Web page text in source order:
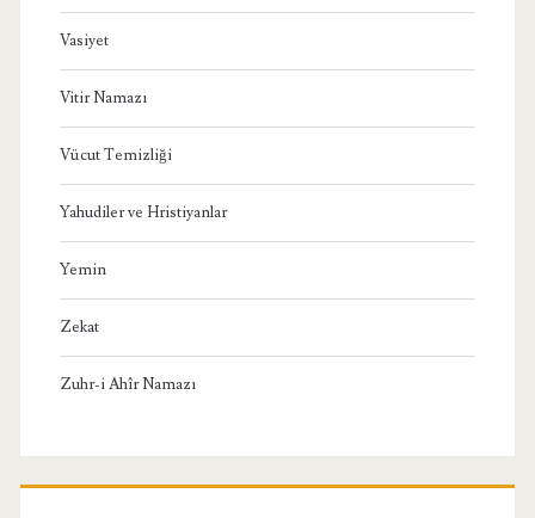
Vasiyet
Vitir Namazı
Vücut Temizliği
Yahudiler ve Hristiyanlar
Yemin
Zekat
Zuhr-i Ahîr Namazı